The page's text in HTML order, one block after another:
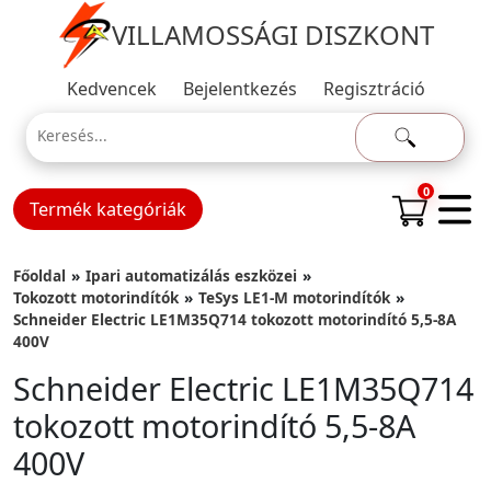
VILLAMOSSÁGI DISZKONT
Kedvencek Bejelentkezés Regisztráció
Termék kategóriák
0
Főoldal
Ipari automatizálás eszközei
Tokozott motorindítók
TeSys LE1-M motorindítók
Schneider Electric LE1M35Q714 tokozott motorindító 5,5-8A
400V
Schneider Electric LE1M35Q714
tokozott motorindító 5,5-8A
400V